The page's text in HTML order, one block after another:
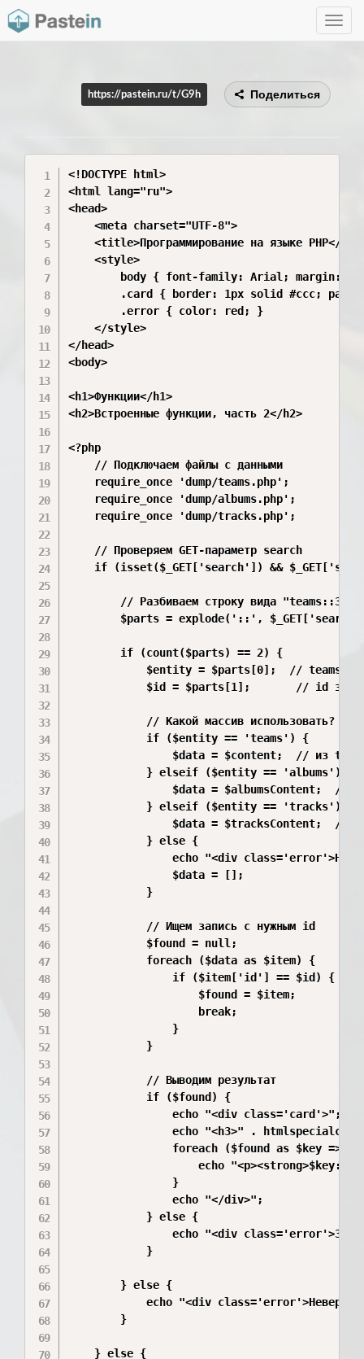
Toggle
https://pastein.ru/t/G9h Поделиться
<!DOCTYPE html>
<html lang="ru">
<head>
    <meta charset="UTF-8">
<title>Программирование на языке PHP</
    <style>
body { font-family: Arial; margin:
.card { border: 1px solid #ccc;
        .error { color: red; }
    </style>
</head>
<body>
<h1>Функции</h1>
<h2>Встроенные функции, часть 2</h2>
<?php
    // Подключаем файлы с данными
    require_once 'dump/teams.php';
    require_once 'dump/albums.php';
    require_once 'dump/tracks.php';
    // Проверяем GET-параметр search
if (isset($_GET['search']) &&
// Разбиваем строку вида "teams::3"
$parts = explode('::',
        if (count($parts) == 2) {
$entity = $parts[0];  // teams,
$id = $parts[1];       // id
            // Какой массив использовать?
            if ($entity == 'teams') {
$data = $content;  // из
            } elseif ($entity == 'albums') {
$data = $albumsContent;  //
            } elseif ($entity == 'tracks') {
$data = $tracksContent;  //
            } else {
echo "<div
                $data = [];
            }
            // Ищем запись с нужным id
            $found = null;
            foreach ($data as $item) {
                if ($item['id'] == $id) {
                    $found = $item;
                    break;
                }
            }
            // Выводим результат
            if ($found) {
                echo "<div class='card'>";
echo "<h3>" .
foreach ($found as $key =>
echo "<p><strong>$key:</
                }
                echo "</div>";
            } else {
echo "<div
            }
        } else {
echo "<div
        }
    } else {